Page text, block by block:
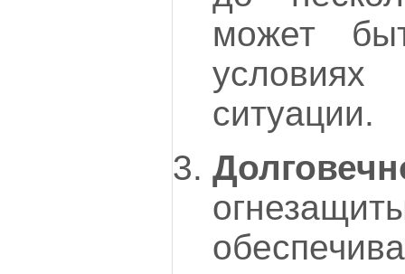
может
ситуации.